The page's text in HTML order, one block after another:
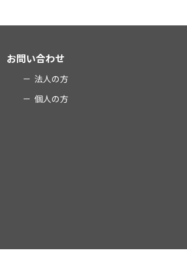
お問い合わせ
法人の方
個人の方